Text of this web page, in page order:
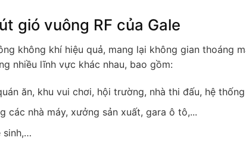
gió vuông RF của Gale
không khí hiệu quả, mang lại không gian thoáng
nhiều lĩnh vực khác nhau, bao gồm:
ăn, khu vui chơi, hội trường, nhà thi đấu, hệ thống
các nhà máy, xưởng sản xuất, gara ô tô,...
sinh,…